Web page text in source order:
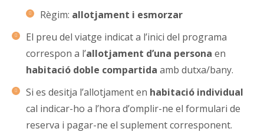
Règim: allotjament i esmorzar
El preu del viatge indicat a l’inici del programa
correspon a l’allotjament d’una persona en
habitació doble compartida amb dutxa/bany.
Si es desitja l’allotjament en habitació individual
cal indicar-ho a l’hora d’omplir-ne el formulari de
reserva i pagar-ne el suplement corresponent.